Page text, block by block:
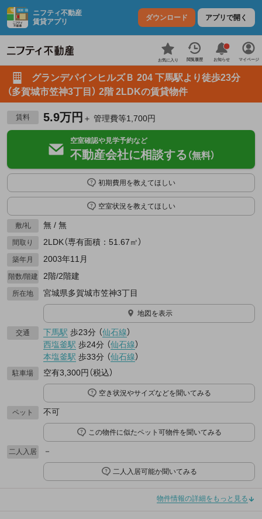
ニフティ不動産
賃貸アプリ
ダウンロード アプリで開く
お気に入り 閲覧履歴 お知らせ マイページ
グランデパインヒルズＢ 204 下馬駅より徒歩23分
（多賀城市笠神3丁目） 2階 2LDKの賃貸物件
賃料 5.9万円 ＋ 管理費等1,700円
空室確認や見学予約など
不動産会社に相談する （無料）
初期費用を教えてほしい
空室状況を教えてほしい
敷/礼 無 / 無
間取り 2LDK（専有面積：51.67㎡）
築年月 2003年11月
階数/階建 2階/2階建
所在地 宮城県多賀城市笠神3丁目
地図を表示
交通 下馬駅 歩23分 （仙石線）
西塩釜駅 歩24分 （仙石線）
本塩釜駅 歩33分 （仙石線）
駐車場 空有3,300円（税込）
空き状況やサイズなどを聞いてみる
ペット 不可
この物件に似たペット可物件を聞いてみる
二人入居 －
二人入居可能か聞いてみる
物件情報の詳細をもっと見る